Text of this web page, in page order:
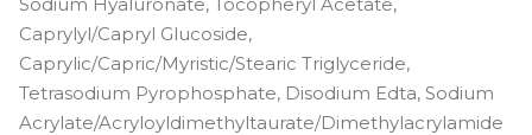
Caprylyl/Capryl Glucoside,
Caprylic/Capric/Myristic/Stearic Triglyceride,
Tetrasodium Pyrophosphate, Disodium Edta, Sodium
Acrylate/Acryloyldimethyltaurate/Dimethylacrylamide